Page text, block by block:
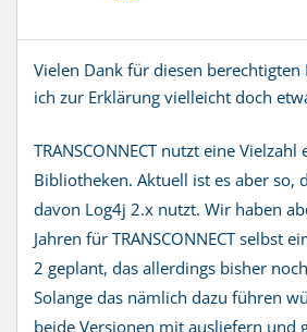
Vielen Dank für diesen berechtigten
ich zur Erklärung vielleicht doch
TRANSCONNECT nutzt eine Vielzahl
Bibliotheken. Aktuell ist es aber so,
davon Log4j 2.x nutzt. Wir haben
Jahren für TRANSCONNECT selbst
2 geplant, das allerdings bisher
Solange das nämlich dazu führen
beide Versionen mit ausliefern und